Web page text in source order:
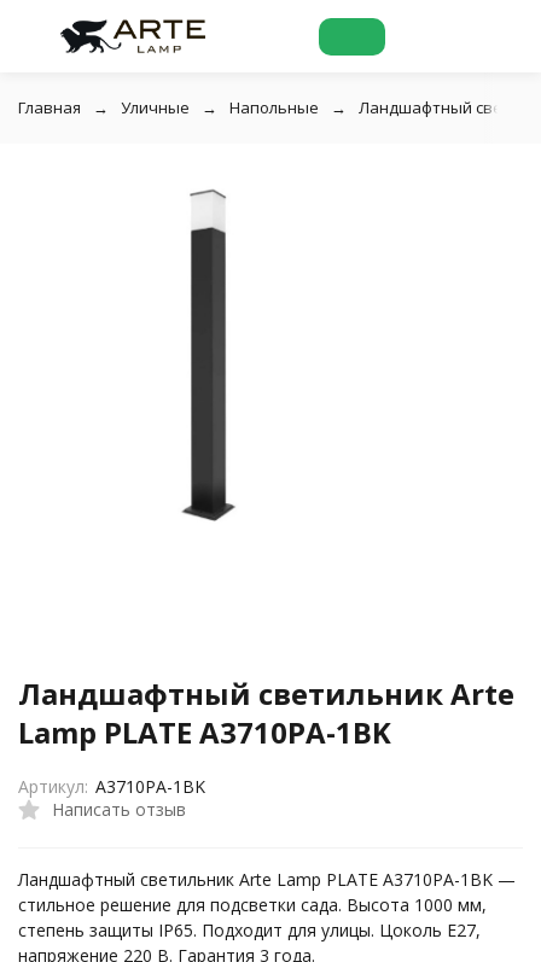
Главная Уличные Напольные Ландшафтный
Ландшафтный светильник Arte
Lamp PLATE A3710PA-1BK
Написать отзыв
Артикул: A3710PA-1BK
Ландшафтный светильник Arte Lamp PLATE A3710PA-1BK —
стильное решение для подсветки сада. Высота 1000 мм,
степень защиты IP65. Подходит для улицы. Цоколь E27,
напряжение 220 В. Гарантия 3 года.